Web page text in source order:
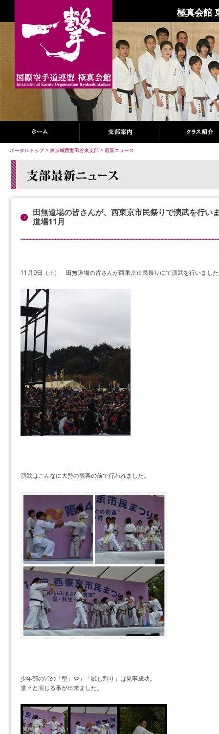
極真会館
ポータルトップ> 東京城西世田谷東支部 > 最新ニュース
田無道場の皆さんが、西東京市民祭りで演武を行
道場11月
11月9日（土） 田無道場の皆さんが西東京市民祭りにて演武を行いまし
演武はこんなに大勢の観客の前で行われました。
少年部の皆の「型」や」「試し割り」は見事成功。
堂々と演じる事が出来ました。